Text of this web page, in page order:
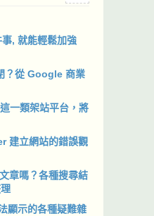
, 就能輕鬆加強
？從 Google 商業
一類架站平台，將
建立網站的錯誤觀
章嗎？各種搜尋結
顯示的各種疑難雜